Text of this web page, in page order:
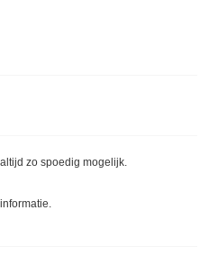
zo spoedig mogelijk.